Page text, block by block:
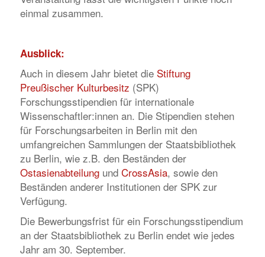
einmal zusammen.
Ausblick:
Auch in diesem Jahr bietet die Stiftung
Preußischer Kulturbesitz (SPK)
Forschungsstipendien für internationale
Wissenschaftler:innen an. Die Stipendien stehen
für Forschungsarbeiten in Berlin mit den
umfangreichen Sammlungen der Staatsbibliothek
zu Berlin, wie z.B. den Beständen der
Ostasienabteilungund CrossAsia, sowie den
Beständen anderer Institutionen der SPK zur
Verfügung.
Die Bewerbungsfrist für ein Forschungsstipendium
an der Staatsbibliothek zu Berlin endet wie jedes
Jahr am 30. September.